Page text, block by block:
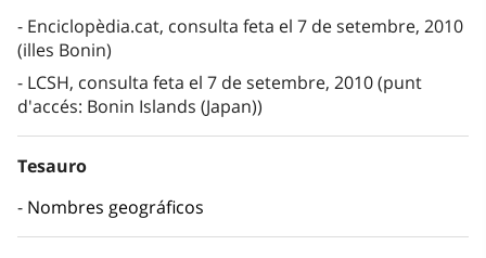
Enciclopèdia.cat, consulta feta el 7 de setembre, 2010
(illes Bonin)
LCSH, consulta feta el 7 de setembre, 2010 (punt
d'accés: Bonin Islands (Japan))
Tesauro
Nombres geográficos